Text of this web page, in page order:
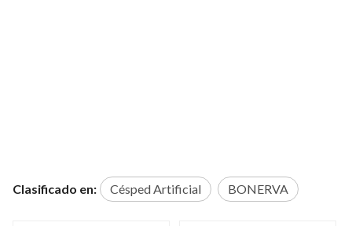
Clasificado en: Césped Artificial BONERVA